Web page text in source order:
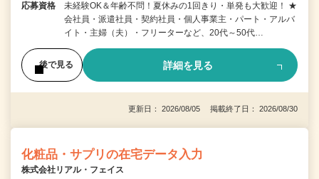
応募資格
未経験OK＆年齢不問！夏休みの1回きり・単発も大歓迎！ ★
会社員・派遣社員・契約社員・個人事業主・パート・アルバ
イト・主婦（夫）・フリーターなど、20代～50代…
後で見る 詳細を見る
更新日： 2026/08/05 掲載終了日： 2026/08/30
化粧品・サプリの在宅データ入力
株式会社リアル・フェイス